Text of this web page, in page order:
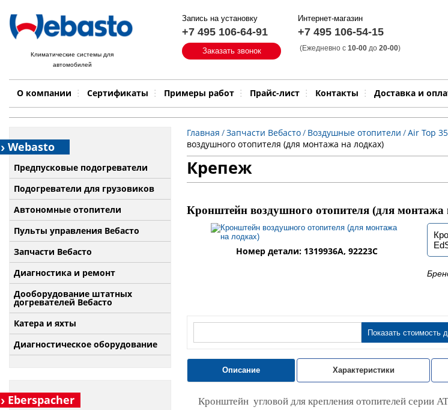
Климатические системы для
автомобилей
Запись на установку
+7 495 106-64-91
Заказать звонок
Интернет-магазин
+7 495 106-54-15
(Ежедневно с 10-00 до 20-00)
О компании Сертификаты Примеры работ Прайс-лист Контакты Доставка и
Быстрый поиск:
Примеры работ Бренд Модель
Webasto
Предпусковые подогреватели
Подогреватели для грузовиков
Автономные отопители
Пульты управления Вебасто
Запчасти Вебасто
Диагностика и ремонт
Дооборудование штатных
догревателей Вебасто
Катера и яхты
Диагностическое оборудование
Eberspacher
Главная /Запчасти Вебасто/ Воздушные отопители /Air Top
воздушного отопителя (для монтажа на лодках)
Крепеж
Кронштейн воздушного отопителя (для монтажа
Номер детали: 1319936A, 92223C
Показать стоимость
Описание Характеристики
Кронштейн угловой для крепления отопителей серии